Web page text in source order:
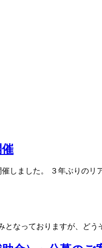
しました。 ３年ぶりの
なっておりますが、どう